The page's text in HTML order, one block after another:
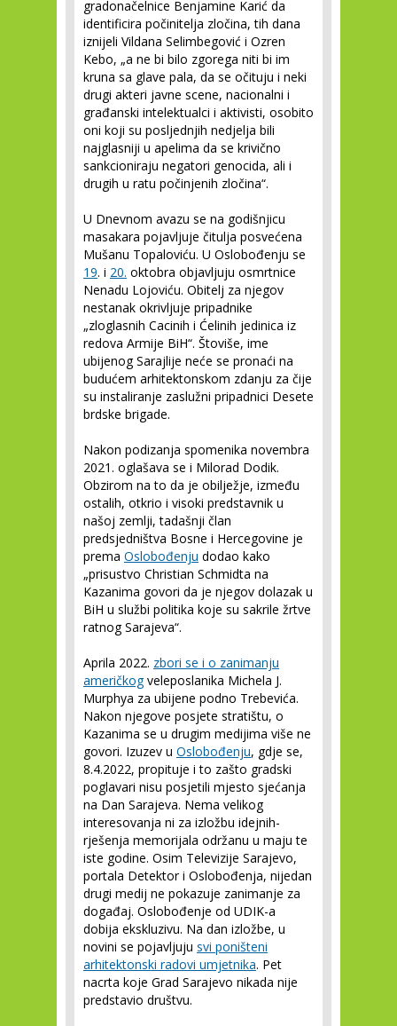
gradonačelnice Benjamine Karić da
identificira počinitelja zločina, tih dana
iznijeli Vildana Selimbegović i Ozren
Kebo, „a ne bi bilo zgorega niti bi im
kruna sa glave pala, da se očituju i neki
drugi akteri javne scene, nacionalni i
građanski intelektualci i aktivisti, osobito
oni koji su posljednjih nedjelja bili
najglasniji u apelima da se krivično
sankcioniraju negatori genocida, ali i
drugih u ratu počinjenih zločina“.
U Dnevnom avazu se na godišnjicu
masakara pojavljuje čitulja posvećena
Mušanu Topaloviću. U Oslobođenju se
19. i 20. oktobra objavljuju osmrtnice
Nenadu Lojoviću. Obitelj za njegov
nestanak okrivljuje pripadnike
„zloglasnih Cacinih i Ćelinih jedinica iz
redova Armije BiH“. Štoviše, ime
ubijenog Sarajlije neće se pronaći na
budućem arhitektonskom zdanju za čije
su instaliranje zaslužni pripadnici Desete
brdske brigade.
Nakon podizanja spomenika novembra
2021. oglašava se i Milorad Dodik.
Obzirom na to da je obilježje, između
ostalih, otkrio i visoki predstavnik u
našoj zemlji, tadašnji član
predsjedništva Bosne i Hercegovine je
prema Oslobođenju dodao kako
„prisustvo Christian Schmidta na
Kazanima govori da je njegov dolazak u
BiH u službi politika koje su sakrile žrtve
ratnog Sarajeva“.
Aprila 2022. zbori se i o zanimanju
američkogveleposlanika Michela J.
Murphya za ubijene podno Trebevića.
Nakon njegove posjete stratištu, o
Kazanima se u drugim medijima više ne
govori. Izuzev u Oslobođenju, gdje se,
8.4.2022, propituje i to zašto gradski
poglavari nisu posjetili mjesto sjećanja
na Dan Sarajeva. Nema velikog
interesovanja ni za izložbu idejnih-
rješenja memorijala održanu u maju te
iste godine. Osim Televizije Sarajevo,
portala Detektor i Oslobođenja, nijedan
drugi medij ne pokazuje zanimanje za
događaj. Oslobođenje od UDIK-a
dobija ekskluzivu. Na dan izložbe, u
novini se pojavljuju svi poništeni
arhitektonski radovi umjetnika. Pet
nacrta koje Grad Sarajevo nikada nije
predstavio društvu.